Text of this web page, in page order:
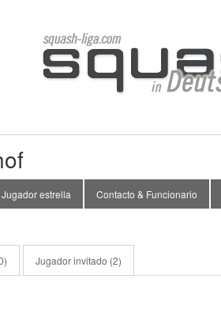
Jugador estrella Contacto & Funcionario
Jugador invitado (2)